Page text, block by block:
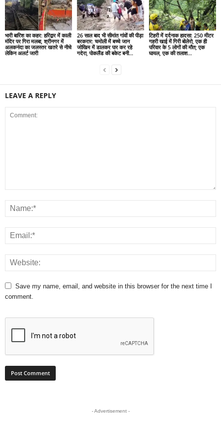
भारी बारिश का कहर: हरिद्वार में काली
मंदिर पर गिरा मलबा, श्रीनगर में
अलकनंदा का जलस्तर खतरे से नीचे
लेकिन अलर्ट जारी
26 साल बाद भी सीमांत गांवों की पीड़ा
बरकरार: चमोली में बच्चे जान
जोखिम में डालकर पार कर रहे
गदेरा, पोकलैंड की बकेट बनी...
टिहरी में दर्दनाक हादसा: 250 मीटर
गहरी खाई में गिरी बोलेरो, एक ही
परिवार के 5 लोगों की मौत; एक
घायल, एक की तलाश...
LEAVE A REPLY
Save my name, email, and website in this browser for the next time I
comment.
- Advertisement -